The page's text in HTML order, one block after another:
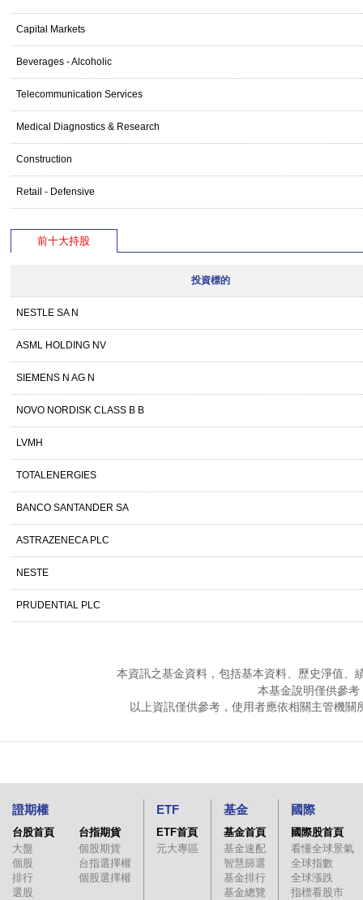
Capital Markets
Beverages - Alcoholic
Telecommunication Services
Medical Diagnostics & Research
Construction
Retail - Defensive
前十大持股
投資標的
NESTLE SA N
ASML HOLDING NV
SIEMENS N AG N
NOVO NORDISK CLASS B B
LVMH
TOTALENERGIES
BANCO SANTANDER SA
ASTRAZENECA PLC
NESTE
PRUDENTIAL PLC
本資訊之基金資料，包括基本資料、歷史淨值、
本基金說明僅供參
以上資訊僅供參考，使用者應依相關主管機
證期權
台股首頁
大盤
個股
排行
選股
台指期貨
個股期貨
台指選擇權
個股選擇權
ETF
ETF首頁
元大專區
基金
基金首頁
基金速配
智慧篩選
基金排行
基金總覽
國際
國際股首頁
看懂全球景氣
全球指數
全球漲跌
指標看股市